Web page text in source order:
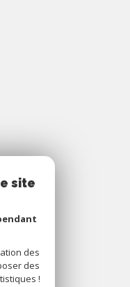
site
des
des
!